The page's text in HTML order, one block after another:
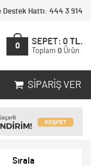
Destek Hattı: 444 3 914
0
SEPET: 0 TL.
Toplam 0 Ürün
SIPARIŞ VER
Sırala